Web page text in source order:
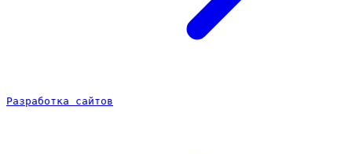
Разработка сайтов